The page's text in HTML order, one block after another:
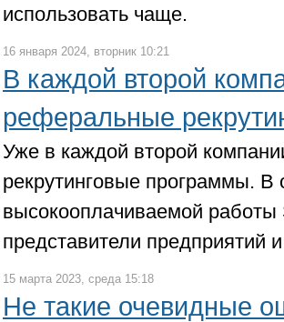
использовать чаще.
16 января 2024, вторник 10:21
В каждой второй
реферальные
Уже в каждой второй
рекрутинговые программы. В
высокооплачиваемой работы
представители предприятий
15 марта 2023, среда 15:18
Не такие очевидные